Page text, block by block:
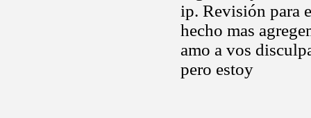
ip. Revisión para
hecho mas
amo a vos
pero estoy